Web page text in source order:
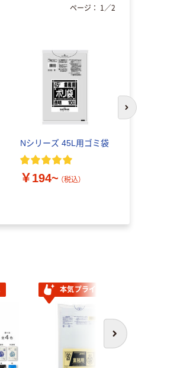
Nシリーズ 45L用ゴミ袋
￥194~ （税込）
ページ： 1／2
次のスライド
次へ
本気プライス